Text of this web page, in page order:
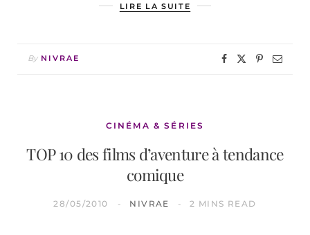
LIRE LA SUITE
By NIVRAE
CINÉMA & SÉRIES
TOP 10 des films d’aventure à tendance
comique
28/05/2010 NIVRAE 2 MINS READ